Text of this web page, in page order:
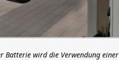
Batterie wird die Verwendung einer